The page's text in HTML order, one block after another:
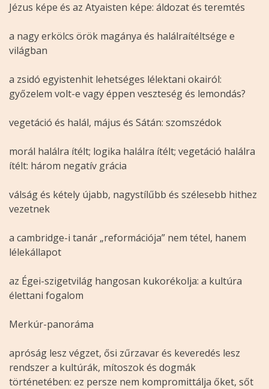
Jézus képe és az Atyaisten képe: áldozat és teremtés
a nagy erkölcs örök magánya és halálraítéltsége e
világban
a zsidó egyistenhit lehetséges lélektani okairól:
győzelem volt-e vagy éppen veszteség és lemondás?
vegetáció és halál, május és Sátán: szomszédok
morál halálra ítélt; logika halálra ítélt; vegetáció halálra
ítélt: három negatív grácia
válság és kétely újabb, nagystílűbb és szélesebb hithez
vezetnek
a cambridge-i tanár „reformációja” nem tétel, hanem
lélekállapot
az Égei-szigetvilág hangosan kukorékolja: a kultúra
élettani fogalom
Merkúr-panoráma
apróság lesz végzet, ősi zűrzavar és keveredés lesz
rendszer a kultúrák, mítoszok és dogmák
történetében: ez persze nem kompromittálja őket, sőt